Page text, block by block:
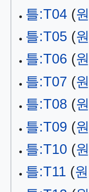
틀:T04(
틀:T05 (
틀:T06 (
틀:T07 (
틀:T08 (
틀:T09 (
틀:T10 (
틀:T11 (